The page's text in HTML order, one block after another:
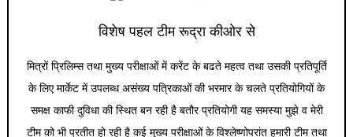
विशेष पहल टीम रूद्रा कीओर से
मित्रों प्रिलिम्स तथा मुख्य परीक्षाओं में करेंट के बढते महत्व तथा उसकी प्रतिपूर्ति
के लिए मार्केट में उपलब्ध असंख्य पत्रिकाओं की भरमार के चलते प्रतियोगियों के
समक्ष काफी दुविधा की स्थित बन रही है बतौर प्रतियोगी यह समस्या मुझे व मेरी
टीम को भी प्रतीत हो रही है कई मुख्य परीक्षाओं के विश्लेष्णोपरांत हमारी टीम तथा